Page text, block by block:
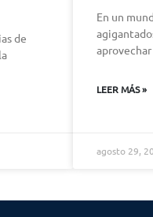
de
En un
LEER MÁS »
agosto 29,